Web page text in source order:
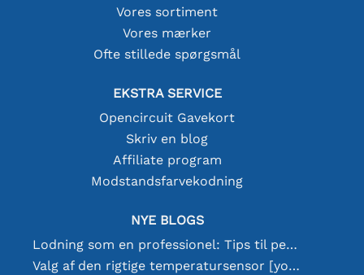
Vores sortiment
Vores mærker
Ofte stillede spørgsmål
EKSTRA SERVICE
Opencircuit Gavekort
Skriv en blog
Affiliate program
Modstandsfarvekodning
NYE BLOGS
Lodning som en professionel: Tips til perfekte elektroniske forbindelser
Valg af den rigtige temperatursensor [youtube]